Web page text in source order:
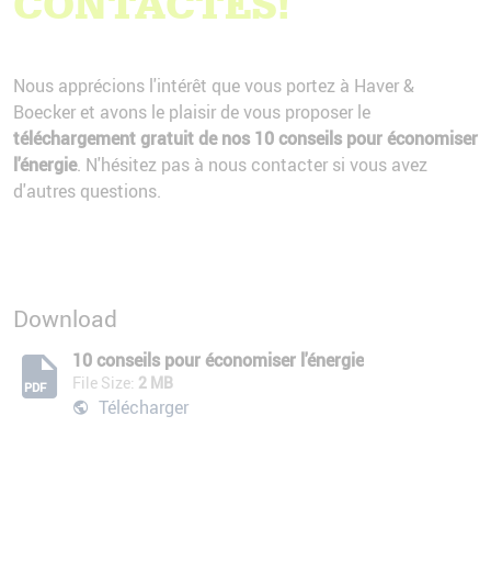
Nous apprécions l'intérêt que vous portez à Haver &
Boecker et avons le plaisir de vous proposer le
téléchargement gratuit de nos 10 conseils pour économiser
l'énergie. N'hésitez pas à nous contacter si vous avez
d'autres questions.
Download
PDF
10 conseils pour économiser l'énergie
File Size: 2 MB
Télécharger